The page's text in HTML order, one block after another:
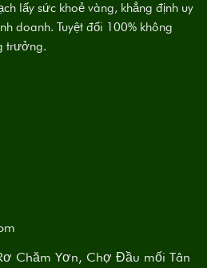
lấy sức khoẻ vàng, khẳng định uy
doanh. Tuyệt đối 100% không
trưởng.
Chăm Yơn, Chợ Đầu mối Tân